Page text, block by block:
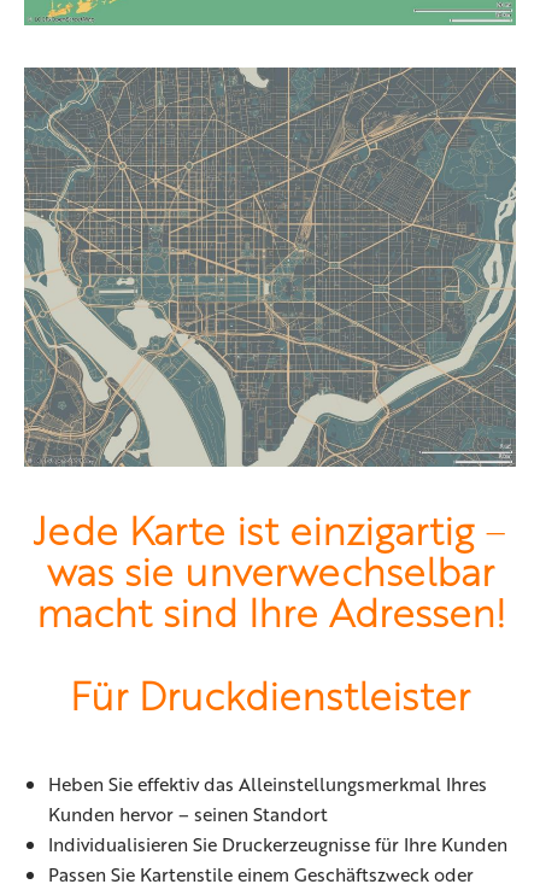
Jede Karte ist einzigartig–
was sie unverwechselbar
macht sind Ihre Adressen!
Für Druckdienstleister
Heben Sie effektiv das Alleinstellungsmerkmal Ihres
Kunden hervor – seinen Standort
Individualisieren Sie Druckerzeugnisse für Ihre Kunden
Passen Sie Kartenstile einem Geschäftszweck oder